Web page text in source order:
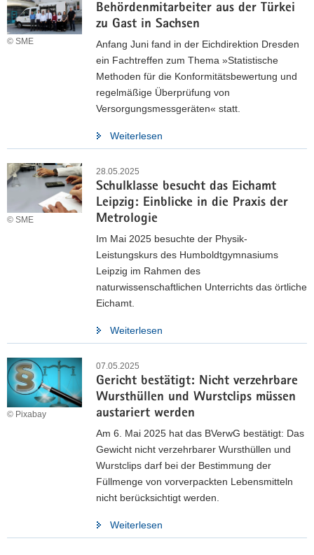
Aktuelle News bei Social Media
Besuchen Sie uns auf LinkedIn und XING
Bleiben Sie auf dem Laufenden: Bei LinkedIn und XING
finden Sie regelmäßig Neuigkeiten über unsere Projekte und
offene Stellen. Außerdem sind wir dank der Zusammenarbeit
Wichtiges" des Freistaats Sachsen auch auf Instagram
Aktuelle Beiträge auf LinkedIn
Neue Entgeltregelung für
privatrechtliche Leistungen
Unsere neue Entgeltregelung für privatrechtliche Leistungen
tritt am 1. April 2025 in Kraft.
Die aktuelle Fassung ersetzt die Regelung vom 1. Oktober
Behördenmitarbeiter aus der Türkei
zu Gast in Sachsen
© SME
Anfang Juni fand in der Eichdirektion Dresden
ein Fachtreffen zum Thema »Statistische
Methoden für die Konformitätsbewertung und
regelmäßige Überprüfung von
Versorgungsmessgeräten« statt.
Weiterlesen
28.05.2025
Schulklasse besucht das Eichamt
Leipzig: Einblicke in die Praxis der
Metrologie
© SME
Im Mai 2025 besuchte der Physik-
Leistungskurs des Humboldtgymnasiums
Leipzig im Rahmen des
naturwissenschaftlichen Unterrichts das örtliche
Eichamt.
Weiterlesen
07.05.2025
Gericht bestätigt: Nicht verzehrbare
Wursthüllen und Wurstclips müssen
austariert werden
© Pixabay
Am 6. Mai 2025 hat das BVerwG bestätigt: Das
Gewicht nicht verzehrbarer Wursthüllen und
Wurstclips darf bei der Bestimmung der
Füllmenge von vorverpackten Lebensmitteln
nicht berücksichtigt werden.
Weiterlesen